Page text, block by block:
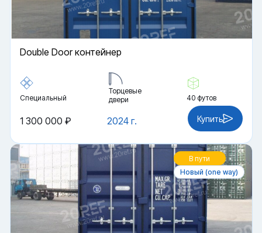
Double Door контейнер
Специальный
Торцевые
двери
40 футов
2024 г.
1 300 000 ₽ Купить
В пути
Новый (one way)